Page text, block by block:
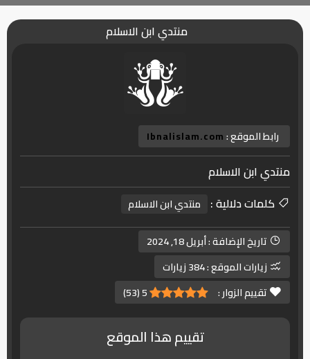
منتدي ابن الاسلام
رابط الموقع :Ibnalislam.com
منتدي ابن الاسلام
كلمات دلالية :
منتدي ابن الاسلام
تاريخ الإضافة :أبريل 18, 2024
زيارات الموقع :384 زيارات
تقييم الزوار :
5
(
53
)
تقييم هذا الموقع